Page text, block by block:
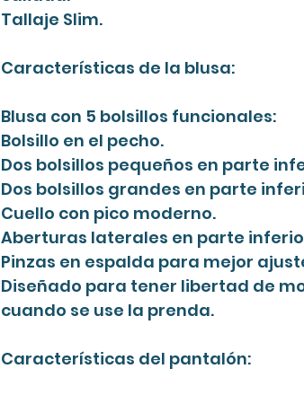
Tallaje Slim.
Características de la blusa:
Blusa con 5 bolsillos funcionales:
Bolsillo en el pecho.
Dos bolsillos pequeños en parte
Dos bolsillos grandes en parte
Cuello con pico moderno.
Aberturas laterales en parte
Pinzas en espalda para mejor
Diseñado para tener libertad de
cuando se use la prenda.
Características del pantalón: